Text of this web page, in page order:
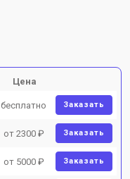
Цена
бесплатно Заказать
от 2300 ₽ Заказать
от 5000 ₽ Заказать